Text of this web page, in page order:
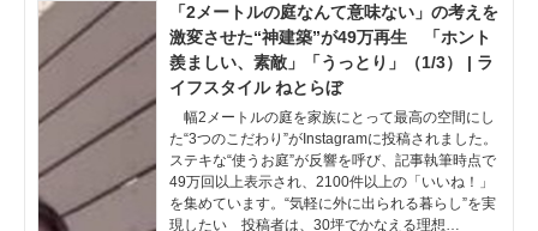
「2メートルの庭なんて意味ない」の考えを
激変させた“神建築”が49万再生 「ホント
羨ましい、素敵」「うっとり」（1/3） | ラ
イフスタイル ねとらぼ
幅2メートルの庭を家族にとって最高の空間にし
た“3つのこだわり”がInstagramに投稿されました。
ステキな“使うお庭”が反響を呼び、記事執筆時点で
49万回以上表示され、2100件以上の「いいね！」
を集めています。“気軽に外に出られる暮らし”を実
現したい 投稿者は、30坪でかなえる理想…